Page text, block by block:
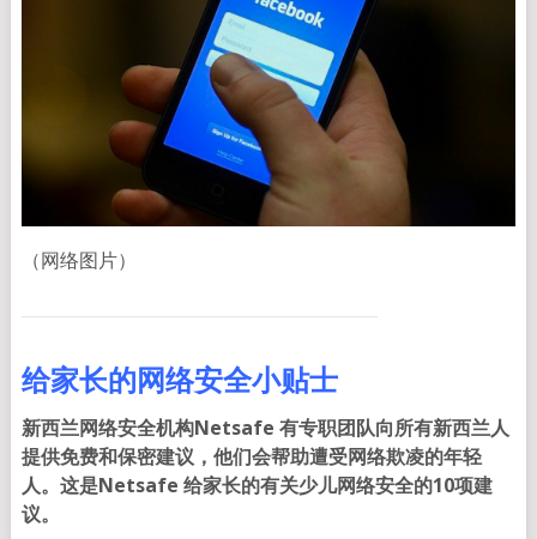
（网络图片）
给家长的网络安全小贴士
新西兰网络安全机构Netsafe 有专职团队向所有新西兰人
提供免费和保密建议，他们会帮助遭受网络欺凌的年轻
人。这是Netsafe 给家长的有关少儿网络安全的10项建
议。